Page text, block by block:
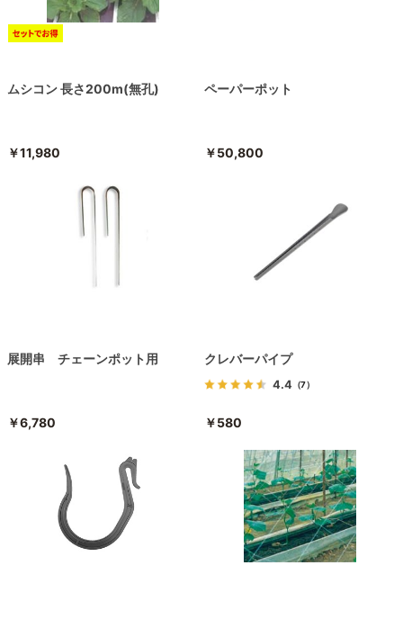
ムシコン 長さ200m(無孔)
￥11,980
ペーパーポット
￥50,800
展開串 チェーンポット用
￥6,780
クレバーパイプ
4.4 （7）
￥580